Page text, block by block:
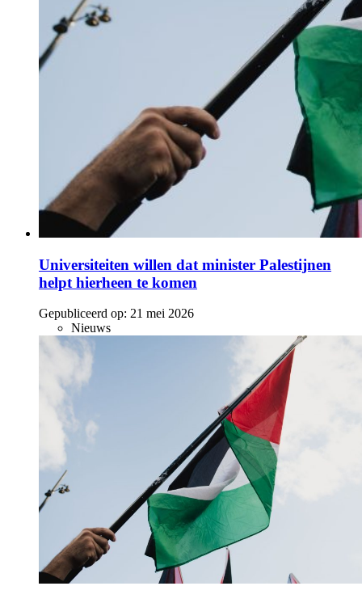
Universiteiten willen dat minister Palestijnen
helpt hierheen te komen
Gepubliceerd op: 21 mei 2026
Nieuws